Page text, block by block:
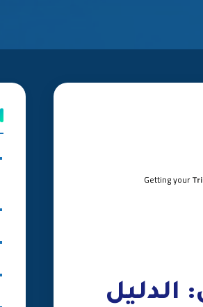
Getting your
الدليل